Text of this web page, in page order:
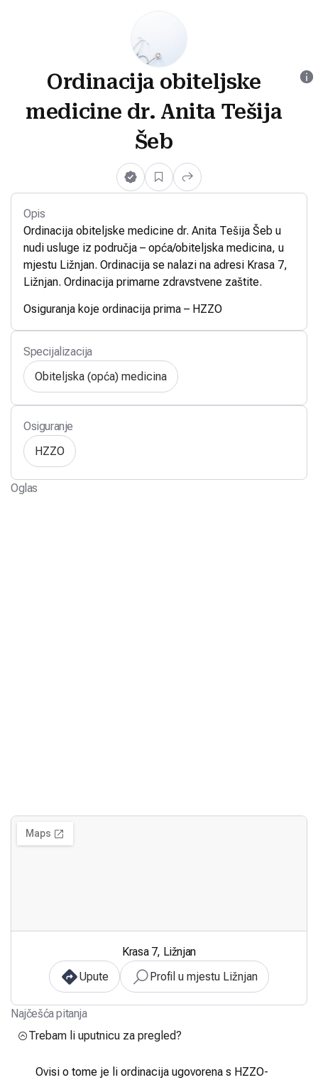
Ordinacija obiteljske
medicine dr. Anita Tešija
Šeb
Opis
Ordinacija obiteljske medicine dr. Anita Tešija Šeb u
nudi usluge iz područja – opća/obiteljska medicina, u
mjestu Ližnjan. Ordinacija se nalazi na adresi Krasa 7,
Ližnjan. Ordinacija primarne zdravstvene zaštite.
Osiguranja koje ordinacija prima – HZZO
Specijalizacija
Obiteljska (opća) medicina
Osiguranje
HZZO
Oglas
Krasa 7, Ližnjan
Upute
Profil u mjestu Ližnjan
Najčešća pitanja
Trebam li uputnicu za pregled?
Ovisi o tome je li ordinacija ugovorena s HZZO-